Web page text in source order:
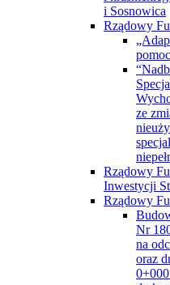
i Sosnowica
Rządowy
ze
Rządowy
Inwestycji
Rządowy
Nr
na
oraz